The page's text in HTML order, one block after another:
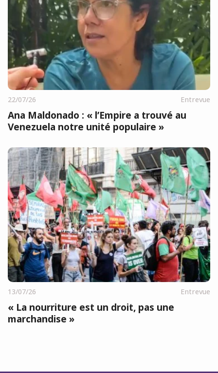
22/07/26 Entrevue
Ana Maldonado : « l’Empire a trouvé au
Venezuela notre unité populaire »
13/07/26 Entrevue
« La nourriture est un droit, pas une
marchandise »